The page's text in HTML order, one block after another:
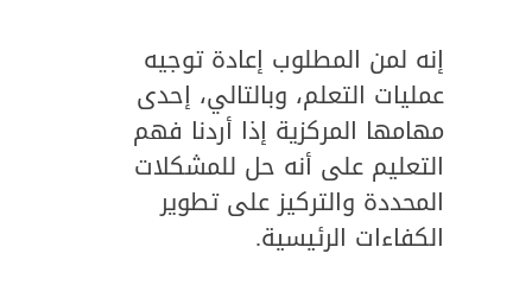
إنه لمن المطلوب إعادة توجيه
عمليات التعلم، وبالتالي، إحدى
مهامها المركزية إذا أردنا فهم
التعليم على أنه حل للمشكلات
المحددة والتركيز على تطوير
الكفاءات الرئيسية.